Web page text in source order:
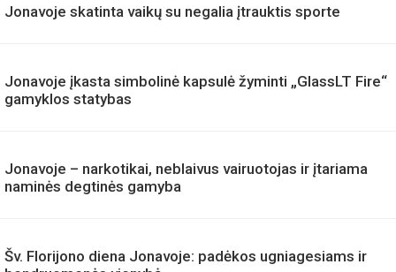
Dvidešimt ketvirtasis Jonavos rajono savivaldybės
tarybos posėdis